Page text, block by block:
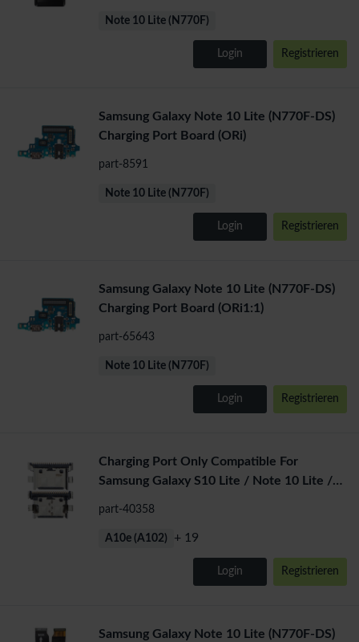
Note 10 Lite (N770F)
Login Registrieren
Samsung Galaxy Note 10 Lite (N770F-DS)
Charging Port Board (ORi)
part-8591
Note 10 Lite (N770F)
Login Registrieren
Samsung Galaxy Note 10 Lite (N770F-DS)
Charging Port Board (ORi1:1)
part-65643
Note 10 Lite (N770F)
Login Registrieren
Charging Port Only Compatible For
Samsung Galaxy S10 Lite / Note 10 Lite /
part-40358
A10e (A102) + 19
Login Registrieren
Samsung Galaxy Note 10 Lite (N770F-DS)